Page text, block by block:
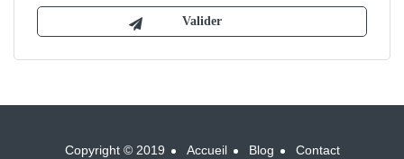
Copyright © 2019 Accueil Blog Contact